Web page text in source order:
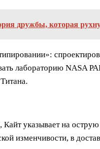
дружбы, которая
лабораторию
указывает на
изменчивости, в